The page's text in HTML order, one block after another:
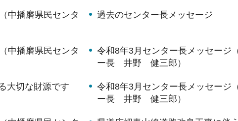
中播磨県民センタ
過去のセンター長メッセージ
中播磨県民センタ
令和8年3月センター長メッセージ
ー長 井野 健三郎）
大切な財源です
令和8年3月センター長メッセージ
ー長 井野 健三郎）